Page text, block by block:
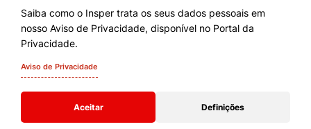
Saiba como o Insper trata os seus dados pessoais em
nosso Aviso de Privacidade, disponível no Portal da
Privacidade.
Aviso de Privacidade
Aceitar Definições
Cursos
Quem Somos
Comunidade Transforme
Campus